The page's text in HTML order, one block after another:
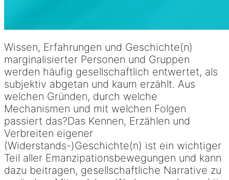
Wissen, Erfahrungen und Geschichte(n)
marginalisierter Personen und Gruppen
werden häufig gesellschaftlich entwertet, als
subjektiv abgetan und kaum erzählt. Aus
welchen Gründen, durch welche
Mechanismen und mit welchen Folgen
passiert das?Das Kennen, Erzählen und
Verbreiten eigener
(Widerstands-)Geschichte(n) ist ein wichtiger
Teil aller Emanzipationsbewegungen und kann
dazu beitragen, gesellschaftliche Narrative zu